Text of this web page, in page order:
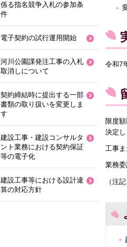
令和7
限度
決定し
工事
業務
（注
係る指名競争入札の参加条
件
電子契約の試行運用開始
河川公園課発注工事の入札
取消しについて
契約締結時に提出する一部
書類の取り扱いを変更しま
す
建設工事・建設コンサルタ
ント業務における契約保証
等の電子化
建設工事等における設計違
算の対応方針